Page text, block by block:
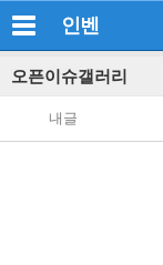
인벤
오픈이슈갤러리
내글